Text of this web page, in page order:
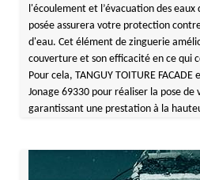
l'écoulement et l’évacuation des
posée assurera votre protection
d'eau. Cet élément de zinguerie
couverture et son efficacité en ce qui
Pour cela, TANGUY TOITURE
Jonage 69330 pour réaliser la pose
garantissant une prestation à la